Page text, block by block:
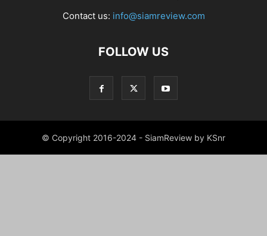
Contact us: info@siamreview.com
FOLLOW US
© Copyright 2016-2024 - SiamReview by KSnr